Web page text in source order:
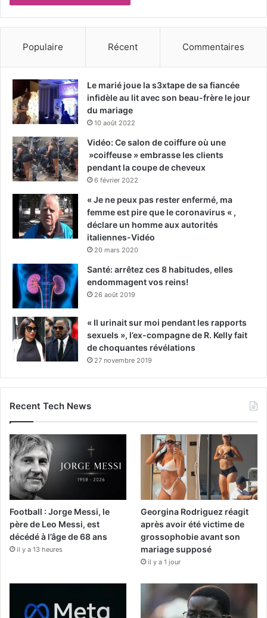
Populaire Récent Commentaires
Le marié joue la s3xtape de sa fiancée
infidèle au lit avec son beau-frère le jour
du mariage
10 août 2022
Vidéo: Ce salon de coiffure où une
»coiffeuse » embrasse les clients
pendant la coupe de cheveux
6 février 2022
« Je ne peux pas rester enfermé, ma
femme est pire que le coronavirus « ,
déclare un homme aux autorités
italiennes-Vidéo
20 mars 2020
Santé: arrêtez ces 8 habitudes, elles
endommagent vos reins!
26 août 2019
« Il urinait sur moi pendant les rapports
sexuels », l’ex-compagne de R. Kelly fait
de choquantes révélations
27 novembre 2019
Recent Tech News
Football : Jorge Messi, le
père de Leo Messi, est
décédé à l’âge de 68 ans
il y a 13 heures
Georgina Rodriguez réagit
après avoir été victime de
grossophobie avant son
mariage supposé
il y a 1 jour